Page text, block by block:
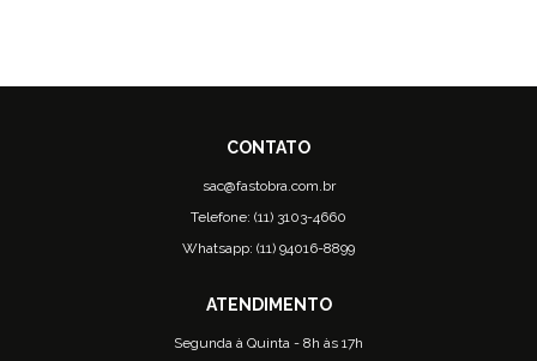
sac@fastobra.com.br
Telefone: (11) 3103-4660
Whatsapp: (11) 94016-8899
Segunda à Quinta - 8h às 17h